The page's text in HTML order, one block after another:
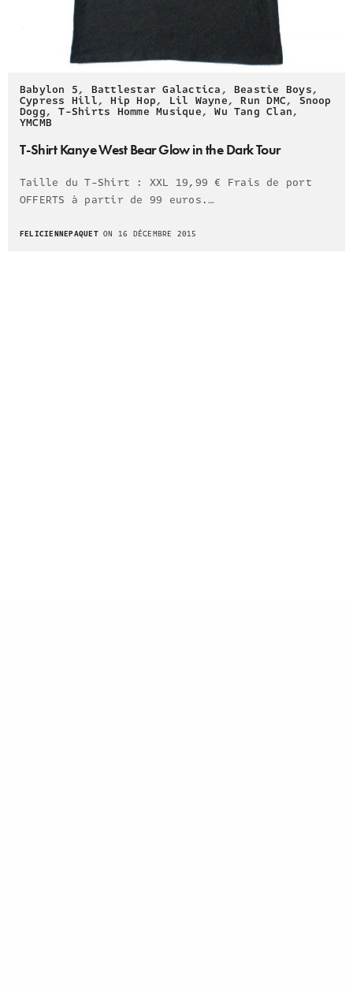
Babylon 5, Battlestar Galactica,Beastie Boys,
Cypress Hill,Hip Hop, Lil Wayne,Run DMC,Snoop
Dogg,T-Shirts Homme Musique,Wu Tang Clan,
YMCMB
T-Shirt Kanye West Bear Glow in the Dark Tour
Taille du T-Shirt : XXL 19,99 € Frais de port
OFFERTS à partir de 99 euros.…
FELICIENNEPAQUETON 16 DÉCEMBRE 2015